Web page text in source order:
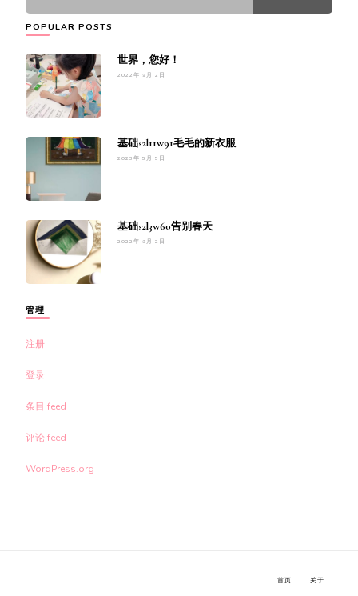
POPULAR POSTS
世界，您好！
2022年 9月 2日
基础s2l11w91毛毛的新衣服
2023年 5月 5日
基础s2l3w60告别春天
2022年 9月 2日
管理
注册
登录
条目 feed
评论 feed
WordPress.org
首页 关于